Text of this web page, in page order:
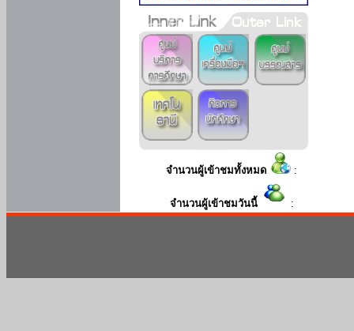
จำนวนผู้เข้าชมทั้งหมด :
จำนวนผู้เข้าชมวันนี้ :